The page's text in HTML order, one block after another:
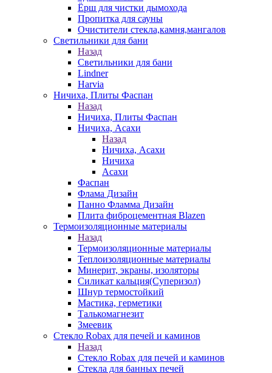
Ёрш для чистки дымохода
Пропитка для сауны
Очистители стекла,камня,мангалов
Светильники для бани
Назад
Светильники для бани
Lindner
Harvia
Ничиха, Плиты Фаспан
Назад
Ничиха, Плиты Фаспан
Ничиха, Асахи
Назад
Ничиха, Асахи
Ничиха
Асахи
Фаспан
Флама Дизайн
Панно Фламма Дизайн
Плита фиброцементная Blazen
Термоизоляционные материалы
Назад
Термоизоляционные материалы
Теплоизоляционные материалы
Минерит, экраны, изоляторы
Силикат кальция(Суперизол)
Шнур термостойкий
Мастика, герметики
Талькомагнезит
Змеевик
Стекло Robax для печей и каминов
Назад
Стекло Robax для печей и каминов
Стекла для банных печей